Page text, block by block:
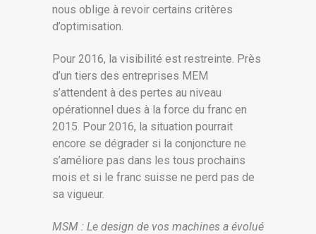
nous oblige à revoir certains critères
d’optimisation.
Pour 2016, la visibilité est restreinte. Près
d’un tiers des entreprises MEM
s’attendent à des pertes au niveau
opérationnel dues à la force du franc en
2015. Pour 2016, la situation pourrait
encore se dégrader si la conjoncture ne
s’améliore pas dans les tous prochains
mois et si le franc suisse ne perd pas de
sa vigueur.
MSM : Le design de vos machines a évolué